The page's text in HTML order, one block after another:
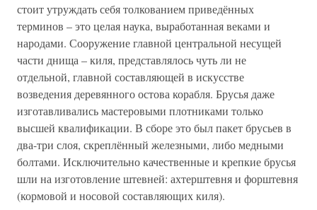
стоит утруждать себя толкованием приведённых
терминов – это целая наука, выработанная веками и
народами. Сооружение главной центральной несущей
части днища – киля, представлялось чуть ли не
отдельной, главной составляющей в искусстве
возведения деревянного остова корабля. Брусья даже
изготавливались мастеровыми плотниками только
высшей квалификации. В сборе это был пакет брусьев в
два-три слоя, скреплённый железными, либо медными
болтами. Исключительно качественные и крепкие брусья
шли на изготовление штевней: ахтерштевня и форштевня
(кормовой и носовой составляющих киля).